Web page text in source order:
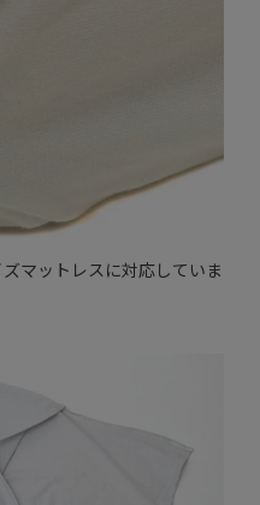
マットレスに対応していま